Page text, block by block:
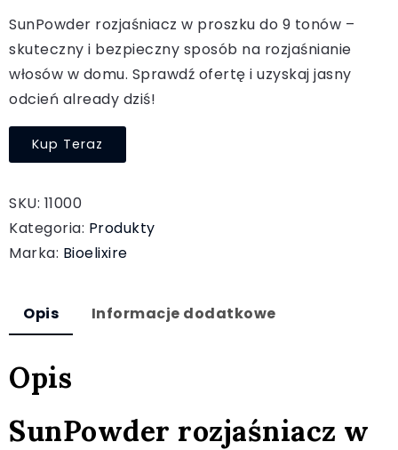
SunPowder rozjaśniacz w proszku do 9 tonów –
skuteczny i bezpieczny sposób na rozjaśnianie
włosów w domu. Sprawdź ofertę i uzyskaj jasny
odcień already dziś!
Kup Teraz
SKU: 11000
Kategoria: Produkty
Marka: Bioelixire
Opis Informacje dodatkowe
Opis
SunPowder rozjaśniacz w